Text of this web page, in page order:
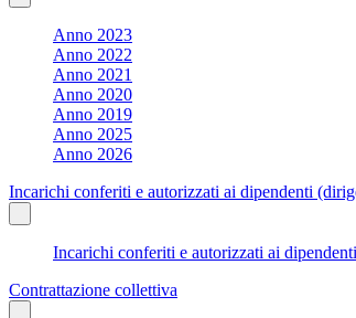
Anno 2023
Anno 2022
Anno 2021
Anno 2020
Anno 2019
Anno 2025
Anno 2026
Incarichi conferiti e autorizzati ai dipendenti
Incarichi conferiti e autorizzati ai
Contrattazione collettiva